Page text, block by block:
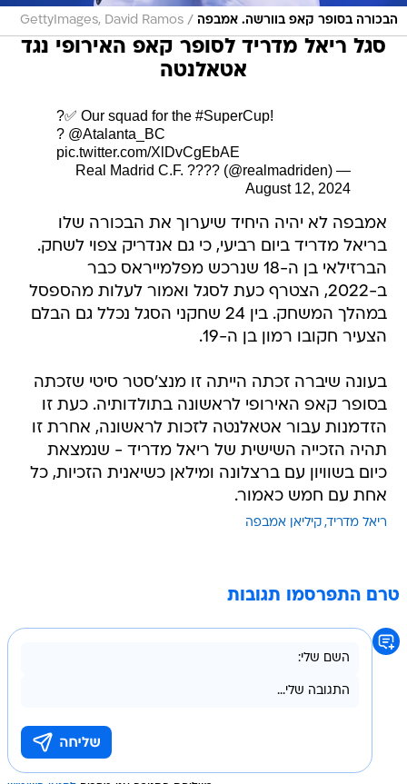
הבכורה בסופר קאפ בוורשה. אמבפה /
GettyImages, David Ramos
סגל ריאל מדריד לסופר קאפ האירופי נגד
אטאלנטה
?✅ Our squad for the#SuperCup!
? @Atalanta_BC
pic.twitter.com/XlDvCgEbAE
— Real Madrid C.F. ???? (@realmadriden)
August 12, 2024
אמבפה לא יהיה היחיד שיערוך את הבכורה שלו
בריאל מדריד ביום רביעי, כי גם אנדריק צפוי לשחק.
הברזילאי בן ה-18 שנרכש מפלמייראס כבר
ב-2022, הצטרף כעת לסגל ואמור לעלות מהספסל
במהלך המשחק. בין 24 שחקני הסגל נכלל גם הבלם
הצעיר חקובו רמון בן ה-19.
בעונה שיברה זכתה הייתה זו מנצ'סטר סיטי שזכתה
בסופר קאפ האירופי לראשונה בתולדותיה. כעת זו
הזדמנות עבור אטאלנטה לזכות לראשונה, אחרת זו
תהיה הזכייה השישית של ריאל מדריד - שנמצאת
כיום בשוויון עם ברצלונה ומילאן כשיאנית הזכיות, כל
אחת עם חמש כאמור.
ריאל מדריד קיליאן אמבפה
טרם התפרסמו תגובות